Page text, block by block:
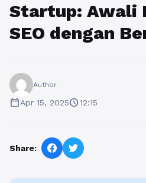
Startup: Awali
SEO dengan
Author
calendar_todayApr 15, 2025schedule12:15
Share: